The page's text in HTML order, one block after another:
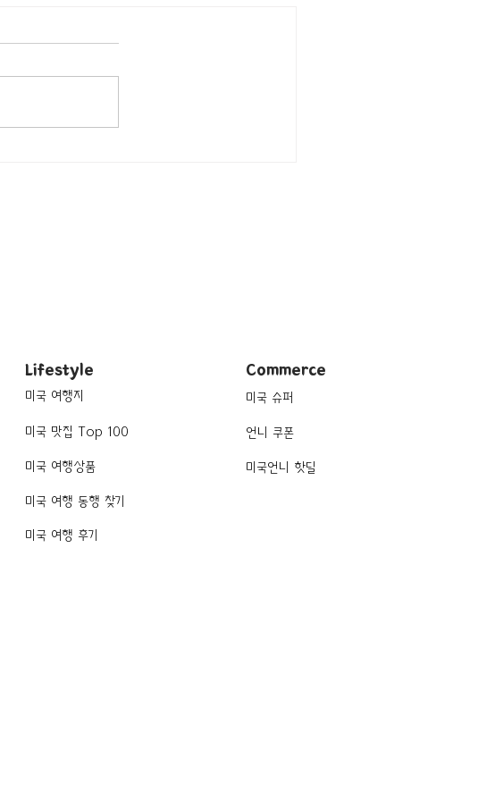
Lifestyle
미국 여행지
미국 맛집 Top 100
미국 여행상품
미국 여행 동행 찾기
미국 여행 후기
Commerce
미국 슈퍼
언니 쿠폰
미국언니 핫딜